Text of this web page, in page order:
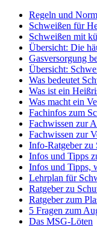
Regeln und
Schweißen für
Schweißen mit
Übersicht: Die
Gasversorgung
Übersicht:
Was bedeutet
Was ist ein
Was macht ein
Fachinfos zum
Fachwissen zur
Fachwissen zur
Info-Ratgeber zu
Infos und Tipps
Infos und Tipps,
Lehrplan für
Ratgeber zu
Ratgeber zum
5 Fragen zum
Das MSG-Löten